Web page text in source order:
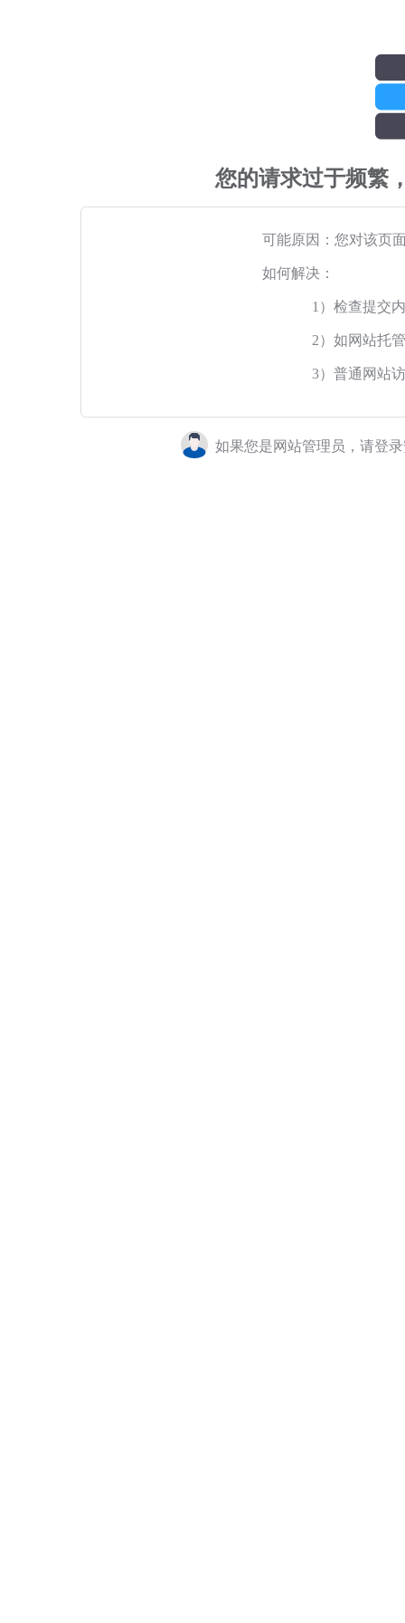
您的请求过于频繁
可能原因：您对该页
如何解决：
1）检查提交
2）如网站托
3）普通网站
如果您是网站管理员，请登